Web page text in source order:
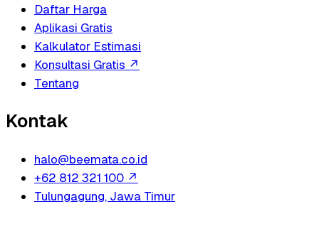
Daftar Harga
Aplikasi Gratis
Kalkulator Estimasi
Konsultasi Gratis ↗
Tentang
Kontak
halo@beemata.co.id
+62 812 321 100 ↗
Tulungagung, Jawa Timur